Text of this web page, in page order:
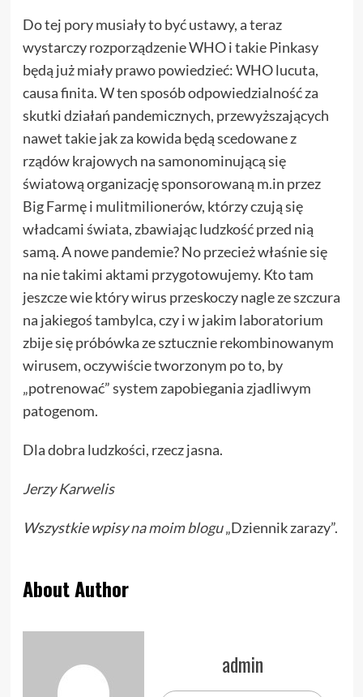
Do tej pory musiały to być ustawy, a teraz
wystarczy rozporządzenie WHO i takie Pinkasy
będą już miały prawo powiedzieć: WHO lucuta,
causa finita. W ten sposób odpowiedzialność za
skutki działań pandemicznych, przewyższających
nawet takie jak za kowida będą scedowane z
rządów krajowych na samonominującą się
światową organizację sponsorowaną m.in przez
Big Farmę i mulitmilionerów, którzy czują się
władcami świata, zbawiając ludzkość przed nią
samą. A nowe pandemie? No przecież właśnie się
na nie takimi aktami przygotowujemy. Kto tam
jeszcze wie który wirus przeskoczy nagle ze szczura
na jakiegoś tambylca, czy i w jakim laboratorium
zbije się próbówka ze sztucznie rekombinowanym
wirusem, oczywiście tworzonym po to, by
„potrenować” system zapobiegania zjadliwym
patogenom.
Dla dobra ludzkości, rzecz jasna.
Jerzy Karwelis
Wszystkie wpisyna moim blogu„Dziennik zarazy”.
About Author
admin